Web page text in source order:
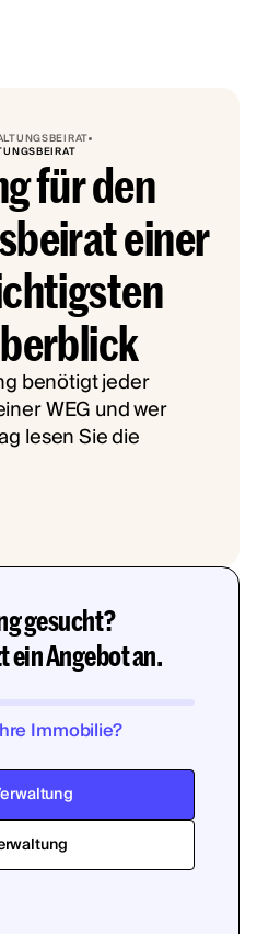
für den
einer
gesucht?
ein Angebot an.
Immobilie?